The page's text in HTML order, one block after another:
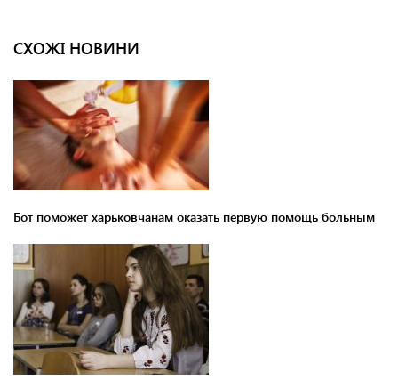
СХОЖІ НОВИНИ
Бот поможет харьковчанам оказать первую помощь больным